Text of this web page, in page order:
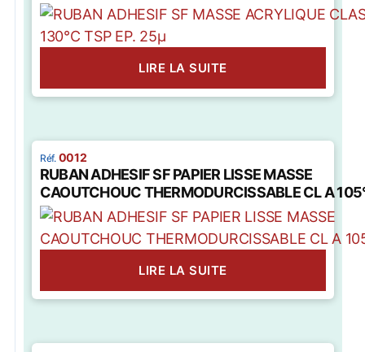
LIRE LA SUITE
RUBAN ADHESIF SF PAPIER LISSE MASSE
CAOUTCHOUC THERMODURCISSABLE CL A
0012
LIRE LA SUITE